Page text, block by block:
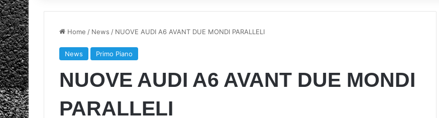
Home / News / NUOVE AUDI A6 AVANT DUE MONDI PARALLELI
News Primo Piano
NUOVE AUDI A6 AVANT DUE MONDI
PARALLELI